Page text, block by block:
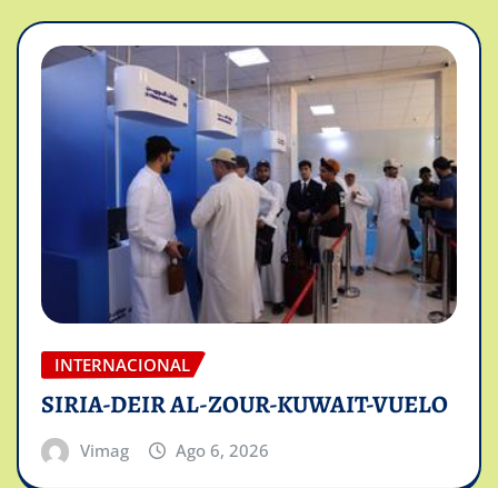
INTERNACIONAL
SIRIA-DEIR AL-ZOUR-KUWAIT-VUELO
Vimag Ago 6, 2026